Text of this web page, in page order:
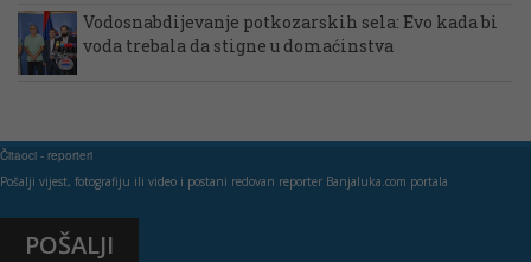
Vodosnabdijevanje potkozarskih sela: Evo kada bi
voda trebala da stigne u domaćinstva
Čitaoci - reporteri
Pošalji vijest, fotografiju ili video i postani redovan reporter Banjaluka.com portala
POŠALJI